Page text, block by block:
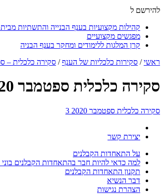
להירשם ל
קהילות מקצועיות בענף הבנייה והתשתיות
מפגשים מקצועיים
קרן המלגות ללימודים ומחקר בענף הבניה
ראשי/ סקירות כלכליות של הענף/ סקירה כלכלית –
סקירה כלכלית ספטמבר 2020 3
סקירה כלכלית ספטמבר 2020 3
יצירת קשר
על התאחדות הקבלנים
למה כדאי להיות חבר בהתאחדות הקבלנים
תקנון התאחדות הקבלנים
דבר הנשיא
הצהרת נגישות